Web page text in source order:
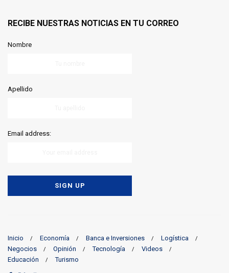
RECIBE NUESTRAS NOTICIAS EN TU CORREO
Nombre
Apellido
Email address:
Inicio Economía Banca e Inversiones
Logística
Negocios
Opinión Tecnología
Videos
Educación
Turismo